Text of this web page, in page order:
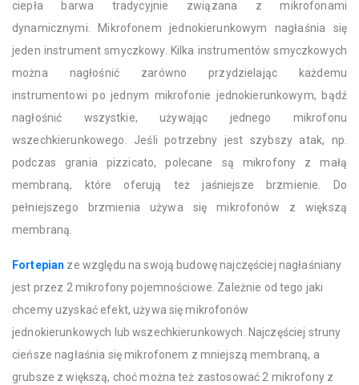
ciepła barwa tradycyjnie związana z mikrofonami
dynamicznymi. Mikrofonem jednokierunkowym nagłaśnia się
jeden instrument smyczkowy. Kilka instrumentów smyczkowych
można nagłośnić zarówno przydzielając każdemu
instrumentowi po jednym mikrofonie jednokierunkowym, bądź
nagłośnić wszystkie, używając jednego mikrofonu
wszechkierunkowego. Jeśli potrzebny jest szybszy atak, np.
podczas grania pizzicato, polecane są mikrofony z małą
membraną, które oferują też jaśniejsze brzmienie. Do
pełniejszego brzmienia używa się mikrofonów z większą
membraną.
Fortepian ze względu na swoją budowę najczęściej nagłaśniany
jest przez 2 mikrofony pojemnościowe. Zależnie od tego jaki
chcemy uzyskać efekt, używa się mikrofonów
jednokierunkowych lub wszechkierunkowych. Najczęściej struny
cieńsze nagłaśnia się mikrofonem z mniejszą membraną, a
grubsze z większą, choć można też zastosować 2 mikrofony z